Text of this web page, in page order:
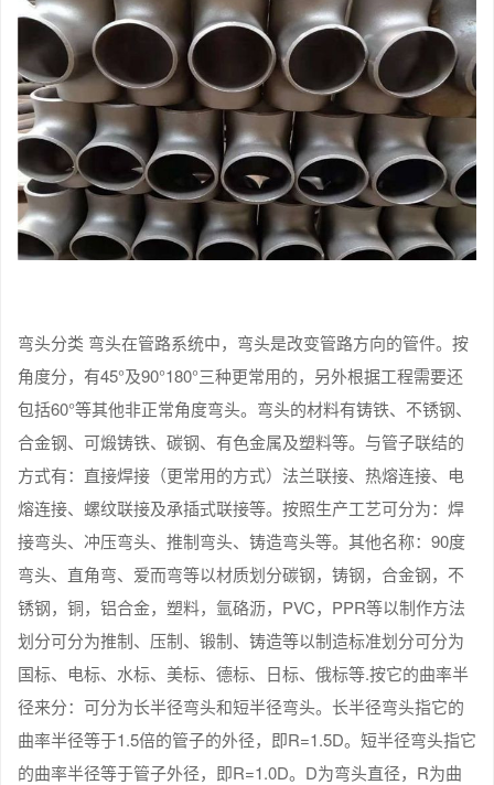
弯头分类 弯头在管路系统中，弯头是改变管路方向的管件。按
角度分，有45°及90°180°三种更常用的，另外根据工程需要还
包括60°等其他非正常角度弯头。弯头的材料有铸铁、不锈钢、
合金钢、可煅铸铁、碳钢、有色金属及塑料等。与管子联结的
方式有：直接焊接（更常用的方式）法兰联接、热熔连接、电
熔连接、螺纹联接及承插式联接等。按照生产工艺可分为：焊
接弯头、冲压弯头、推制弯头、铸造弯头等。其他名称：90度
弯头、直角弯、爱而弯等以材质划分碳钢，铸钢，合金钢，不
锈钢，铜，铝合金，塑料，氩硌沥，PVC，PPR等以制作方法
划分可分为推制、压制、锻制、铸造等以制造标准划分可分为
国标、电标、水标、美标、德标、日标、俄标等.按它的曲率半
径来分：可分为长半径弯头和短半径弯头。长半径弯头指它的
曲率半径等于1.5倍的管子的外径，即R=1.5D。短半径弯头指它
的曲率半径等于管子外径，即R=1.0D。D为弯头直径，R为曲